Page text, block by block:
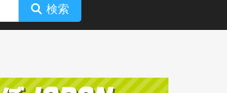
検索